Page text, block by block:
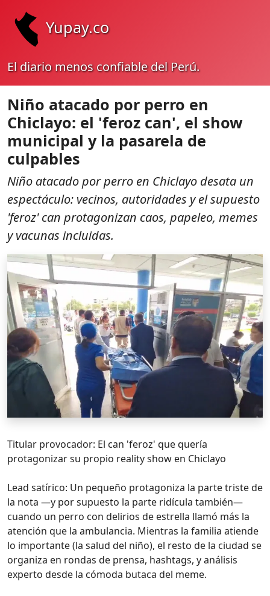
Yupay.co
El diario menos confiable del Perú.
Niño atacado por perro en
Chiclayo: el 'feroz can', el show
municipal y la pasarela de
culpables
Niño atacado por perro en Chiclayo desata un
espectáculo: vecinos, autoridades y el supuesto
'feroz' can protagonizan caos, papeleo, memes
y vacunas incluidas.
Titular provocador: El can 'feroz' que quería
protagonizar su propio reality show en Chiclayo
Lead satírico: Un pequeño protagoniza la parte triste de
la nota —y por supuesto la parte ridícula también—
cuando un perro con delirios de estrella llamó más la
atención que la ambulancia. Mientras la familia atiende
lo importante (la salud del niño), el resto de la ciudad se
organiza en rondas de prensa, hashtags, y análisis
experto desde la cómoda butaca del meme.